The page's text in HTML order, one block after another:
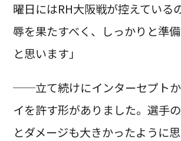
曜日にはRH大阪戦が控えている
辱を果たすべく、しっかりと準
と思います」
──立て続けにインターセプト
イを許す形がありました。選手
とダメージも大きかったように